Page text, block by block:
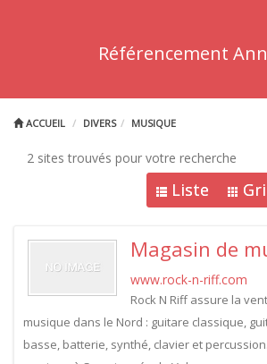
Référencement
ACCUEIL DIVERS MUSIQUE
2 sites trouvés pour votre recherche
Liste
Magasin de
www.rock-n-riff.com
Rock N Riff assure la
musique dans le Nord : guitare classique,
basse, batterie, synthé, clavier et